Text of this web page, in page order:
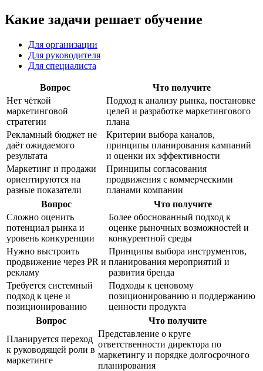
Какие задачи решает обучение
Для организации
Для руководителя
Для специалиста
Вопрос
Что получите
Нет чёткой
маркетинговой
стратегии
Подход к анализу рынка, постановке
целей и разработке маркетингового
плана
Рекламный бюджет не
даёт ожидаемого
результата
Критерии выбора каналов,
принципы планирования кампаний
и оценки их эффективности
Маркетинг и продажи
ориентируются на
разные показатели
Принципы согласования
продвижения с коммерческими
планами компании
Вопрос
Что получите
Сложно оценить
потенциал рынка и
уровень конкуренции
Более обоснованный подход к
оценке рыночных возможностей и
конкурентной среды
Нужно выстроить
продвижение через PR и
рекламу
Принципы выбора инструментов,
планирования мероприятий и
развития бренда
Требуется системный
подход к цене и
позиционированию
Подходы к ценовому
позиционированию и поддержанию
ценности продукта
Вопрос
Что получите
Планируется переход
к руководящей роли в
маркетинге
Представление о круге
ответственности директора по
маркетингу и порядке долгосрочного
планирования